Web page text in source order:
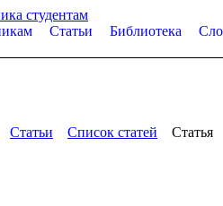
Статьи Библиотека
Статьи Список статей Статья